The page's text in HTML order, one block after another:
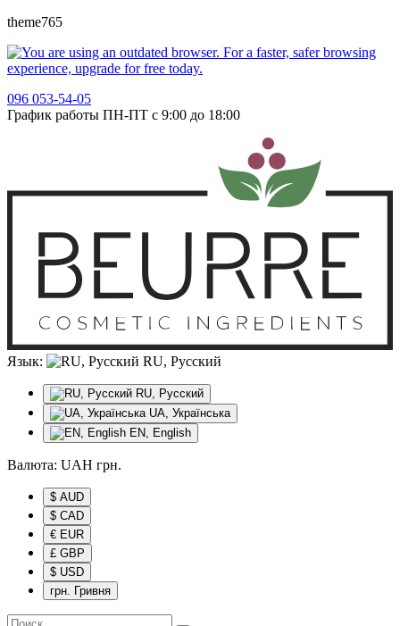
theme765
096 053-54-05
График работы ПН-ПТ с 9:00 до 18:00
Язык: RU, Русский
RU, Русский
UA, Українська
EN, English
Валюта: UAH грн.
$ AUD
$ CAD
€ EUR
£ GBP
$ USD
грн. Гривня